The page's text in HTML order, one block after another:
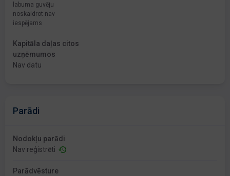
labuma guvēju
noskaidrot nav
iespējams
Kapitāla daļas citos
uzņēmumos
Nav datu
Parādi
Nodokļu parādi
Nav reģistrēti
Parādvēsture